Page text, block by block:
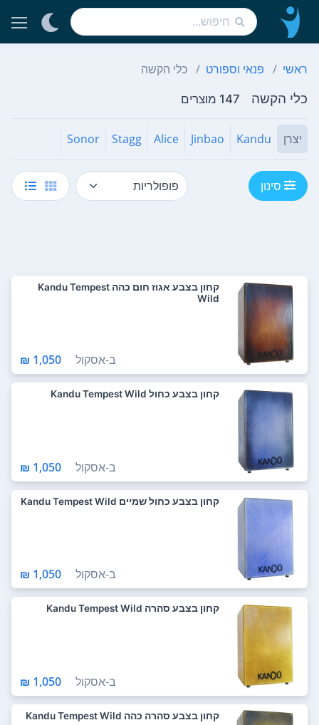
ראשי פנאי וספורט כלי הקשה
כלי הקשה 147 מוצרים
יצרן Kandu
Jinbao
Alice
Stagg
Sonor
סינון
קחון בצבע אגוז חום כהה Kandu Tempest
Wild
ב-אסקול 1,050 ₪
קחון בצבע כחול Kandu Tempest Wild
ב-אסקול 1,050 ₪
קחון בצבע כחול שמיים Kandu Tempest Wild
ב-אסקול 1,050 ₪
קחון בצבע סהרה Kandu Tempest Wild
ב-אסקול 1,050 ₪
קחון בצבע סהרה כהה Kandu Tempest Wild